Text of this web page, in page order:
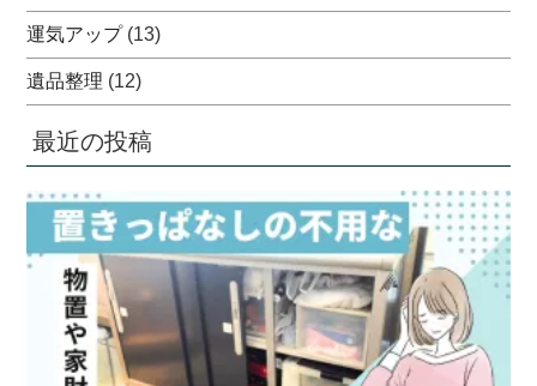
運気アップ(13)
遺品整理 (12)
最近の投稿